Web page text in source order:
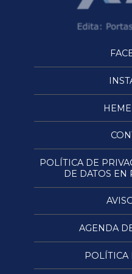
POLÍTICA DE
DE DATOS EN
AGENDA
POLÍTICA